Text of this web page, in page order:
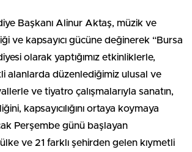
Başkanı Alinur Aktaş, müzik ve
ve kapsayıcı gücüne değinerek “Bursa
olarak yaptığımız etkinliklerle,
alanlarda düzenlediğimiz ulusal ve
ve tiyatro çalışmalarıyla sanatın,
kapsayıcılığını ortaya koymaya
Perşembe günü başlayan
ve 21 farklı şehirden gelen kıymetli